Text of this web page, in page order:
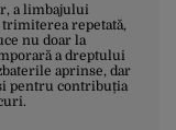
a limbajului
repetată,
nu doar la
a dreptului
aprinse, dar
pentru contribuția